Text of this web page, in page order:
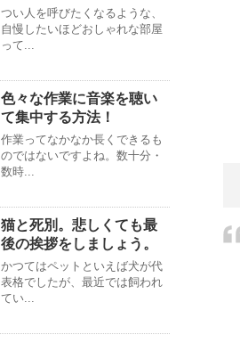
つい人を呼びたくなるような、
自慢したいほどおしゃれな部屋
って...
色々な作業に音楽を聴い
て集中する方法！
作業ってなかなか長くできるも
のではないですよね。数十分・
数時...
猫と死別。悲しくても最
後の挨拶をしましょう。
かつてはペットといえば犬が代
表格でしたが、最近では飼われ
てい...